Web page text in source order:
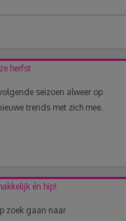
herfst
seizoen alweer op
trends met zich mee.
én hip!
zoek gaan naar